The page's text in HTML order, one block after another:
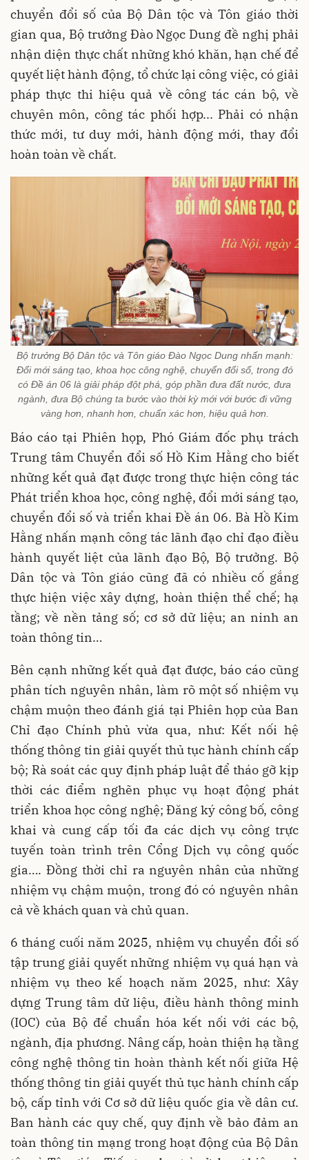
chuyển đổi số của Bộ Dân tộc và Tôn giáo thời
gian qua, Bộ trưởng Đào Ngọc Dung đề nghị phải
nhận diện thực chất những khó khăn, hạn chế để
quyết liệt hành động, tổ chức lại công việc, có giải
pháp thực thi hiệu quả về công tác cán bộ, về
chuyên môn, công tác phối hợp... Phải có nhận
thức mới, tư duy mới, hành động mới, thay đổi
hoàn toàn về chất.
Bộ trưởng Bộ Dân tộc và Tôn giáo Đào Ngọc Dung nhấn mạnh:
Đổi mới sáng tạo, khoa học công nghệ, chuyển đổi số, trong đó
có Đề án 06 là giải pháp đột phá, góp phần đưa đất nước, đưa
ngành, đưa Bộ chúng ta bước vào thời kỳ mới với bước đi vững
vàng hơn, nhanh hơn, chuẩn xác hơn, hiệu quả hơn.
Báo cáo tại Phiên họp, Phó Giám đốc phụ trách
Trung tâm Chuyển đổi số Hồ Kim Hằng cho biết
những kết quả đạt được trong thực hiện công tác
Phát triển khoa học, công nghệ, đổi mới sáng tạo,
chuyển đổi số và triển khai Đề án 06. Bà Hồ Kim
Hằng nhấn mạnh công tác lãnh đạo chỉ đạo điều
hành quyết liệt của lãnh đạo Bộ, Bộ trưởng. Bộ
Dân tộc và Tôn giáo cũng đã có nhiều cố gắng
thực hiện việc xây dựng, hoàn thiện thể chế; hạ
tầng; về nền tảng số; cơ sở dữ liệu; an ninh an
toàn thông tin…
Bên cạnh những kết quả đạt được, báo cáo cũng
phân tích nguyên nhân, làm rõ một số nhiệm vụ
chậm muộn theo đánh giá tại Phiên họp của Ban
Chỉ đạo Chính phủ vừa qua, như: Kết nối hệ
thống thông tin giải quyết thủ tục hành chính cấp
bộ; Rà soát các quy định pháp luật để tháo gỡ kịp
thời các điểm nghẽn phục vụ hoạt động phát
triển khoa học công nghệ; Đăng ký công bố, công
khai và cung cấp tối đa các dịch vụ công trực
tuyến toàn trình trên Cổng Dịch vụ công quốc
gia…. Đồng thời chỉ ra nguyên nhân của những
nhiệm vụ chậm muộn, trong đó có nguyên nhân
cả về khách quan và chủ quan.
6 tháng cuối năm 2025, nhiệm vụ chuyển đổi số
tập trung giải quyết những nhiệm vụ quá hạn và
nhiệm vụ theo kế hoạch năm 2025, như: Xây
dựng Trung tâm dữ liệu, điều hành thông minh
(IOC) của Bộ để chuẩn hóa kết nối với các bộ,
ngành, địa phương. Nâng cấp, hoàn thiện hạ tầng
công nghệ thông tin hoàn thành kết nối giữa Hệ
thống thông tin giải quyết thủ tục hành chính cấp
bộ, cấp tỉnh với Cơ sở dữ liệu quốc gia về dân cư.
Ban hành các quy chế, quy định về bảo đảm an
toàn thông tin mạng trong hoạt động của Bộ Dân